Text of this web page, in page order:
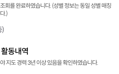
회를 완료하였습니다. (성별 정보는 동일 성별 매칭
.)
)
동내역
지도 경력 3년 이상 있음을 확인하였습니다.